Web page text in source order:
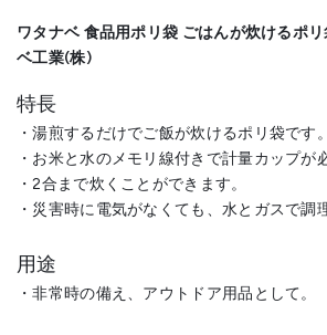
ワタナベ 食品用ポリ袋 ごはんが炊けるポ
ベ工業(株)
特長
・湯煎するだけでご飯が炊けるポリ袋です。
・お米と水のメモリ線付きで計量カップが
・2合まで炊くことができます。
・災害時に電気がなくても、水とガスで調
用途
・非常時の備え、アウトドア用品として。